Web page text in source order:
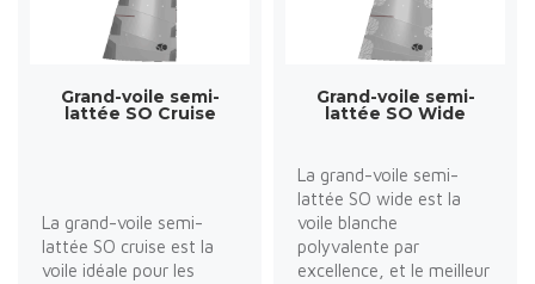
Grand-voile semi-
lattée SO Cruise
La grand-voile semi-
lattée SO cruise est la
voile idéale pour les
Grand-voile semi-
lattée SO Wide
La grand-voile semi-
lattée SO wide est la
voile blanche
polyvalente par
excellence, et le meilleur